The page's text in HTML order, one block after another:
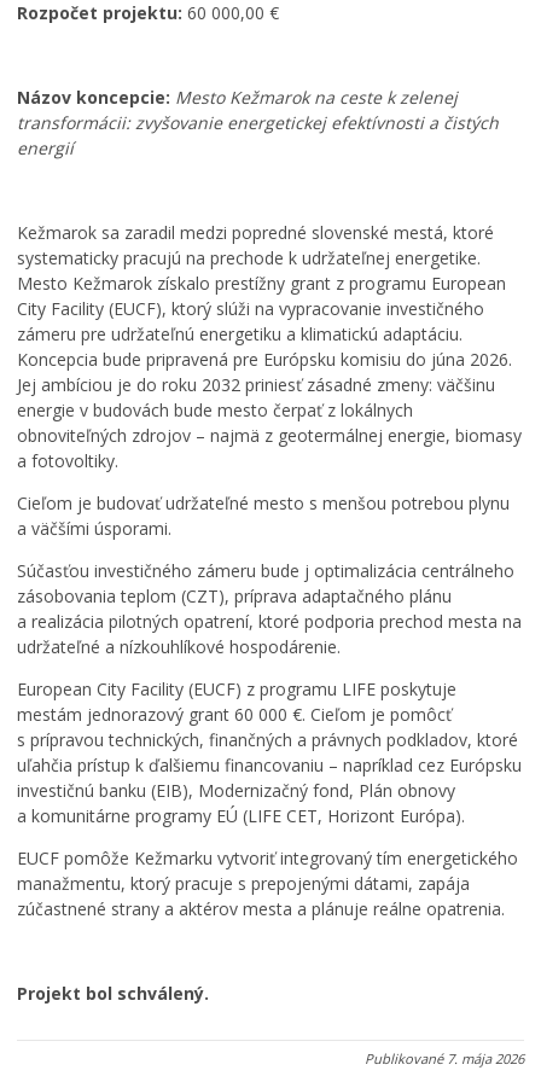
Rozpočet projektu: 60 000,00 €
Názov koncepcie: Mesto Kežmarok na ceste k zelenej
transformácii: zvyšovanie energetickej efektívnosti a čistých
energií
Kežmarok sa zaradil medzi popredné slovenské mestá, ktoré
systematicky pracujú na prechode k udržateľnej energetike.
Mesto Kežmarok získalo prestížny grant z programu European
City Facility (EUCF), ktorý slúži na vypracovanie investičného
zámeru pre udržateľnú energetiku a klimatickú adaptáciu.
Koncepcia bude pripravená pre Európsku komisiu do júna 2026.
Jej ambíciou je do roku 2032 priniesť zásadné zmeny: väčšinu
energie v budovách bude mesto čerpať z lokálnych
obnoviteľných zdrojov – najmä z geotermálnej energie, biomasy
a fotovoltiky.
Cieľom je budovať udržateľné mesto s menšou potrebou plynu
a väčšími úsporami.
Súčasťou investičného zámeru bude j optimalizácia centrálneho
zásobovania teplom (CZT), príprava adaptačného plánu
a realizácia pilotných opatrení, ktoré podporia prechod mesta na
udržateľné a nízkouhlíkové hospodárenie.
European City Facility (EUCF) z programu LIFE poskytuje
mestám jednorazový grant 60 000 €. Cieľom je pomôcť
s prípravou technických, finančných a právnych podkladov, ktoré
uľahčia prístup k ďalšiemu financovaniu – napríklad cez Európsku
investičnú banku (EIB), Modernizačný fond, Plán obnovy
a komunitárne programy EÚ (LIFE CET, Horizont Európa).
EUCF pomôže Kežmarku vytvoriť integrovaný tím energetického
manažmentu, ktorý pracuje s prepojenými dátami, zapája
zúčastnené strany a aktérov mesta a plánuje reálne opatrenia.
Projekt bol schválený.
Publikované 7. mája 2026